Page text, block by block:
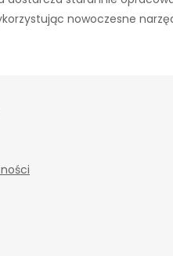
nowoczesne